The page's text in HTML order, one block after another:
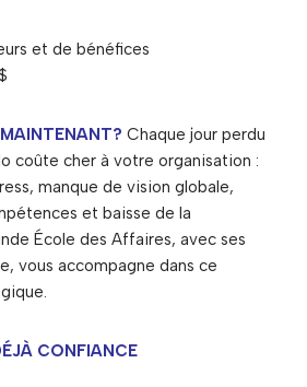
et de bénéfices
Chaque jour perdu
coûte cher à votre organisation :
manque de vision globale,
et baisse de la
École des Affaires, avec ses
vous accompagne dans ce
CONFIANCE